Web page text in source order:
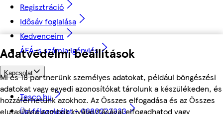
Adatvédelmi beállítások
Mi és 18 partnerünk személyes adatokat, például böngészési
adatokat vagy egyedi azonosítókat tárolunk a készülékeden, és
hozzáférhetünk azokhoz. Az Összes elfogadása és az Összes
elutasítása gombok kiválasztásával elfogadhatod vagy
Regisztráció
Idősáv foglalása
Kedvenceim
ÁFÁ-s számla igénylés
Kapcsolat
Tesco.hu
Ügyfélszolgálat - 0680222333